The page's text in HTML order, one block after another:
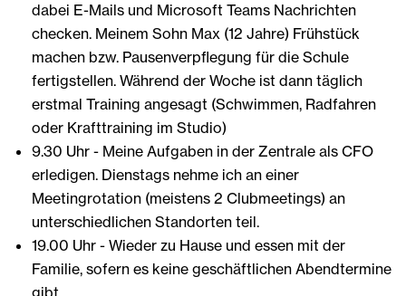
dabei E-Mails und Microsoft Teams Nachrichten
checken. Meinem Sohn Max (12 Jahre) Frühstück
machen bzw. Pausenverpflegung für die Schule
fertigstellen. Während der Woche ist dann täglich
erstmal Training angesagt (Schwimmen, Radfahren
oder Krafttraining im Studio)
9.30 Uhr - Meine Aufgaben in der Zentrale als CFO
erledigen. Dienstags nehme ich an einer
Meetingrotation (meistens 2 Clubmeetings) an
unterschiedlichen Standorten teil.
19.00 Uhr - Wieder zu Hause und essen mit der
Familie, sofern es keine geschäftlichen Abendtermine